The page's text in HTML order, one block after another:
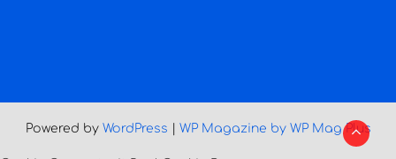
Powered by WordPress WP Magazine by WP Mag Plus